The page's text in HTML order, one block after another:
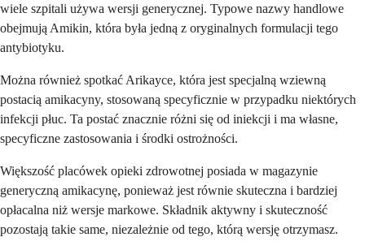
wiele szpitali używa wersji generycznej. Typowe nazwy handlowe
obejmują Amikin, która była jedną z oryginalnych formulacji tego
antybiotyku.
Można również spotkać Arikayce, która jest specjalną wziewną
postacią amikacyny, stosowaną specyficznie w przypadku niektórych
infekcji płuc. Ta postać znacznie różni się od iniekcji i ma własne,
specyficzne zastosowania i środki ostrożności.
Większość placówek opieki zdrowotnej posiada w magazynie
generyczną amikacynę, ponieważ jest równie skuteczna i bardziej
opłacalna niż wersje markowe. Składnik aktywny i skuteczność
pozostają takie same, niezależnie od tego, którą wersję otrzymasz.